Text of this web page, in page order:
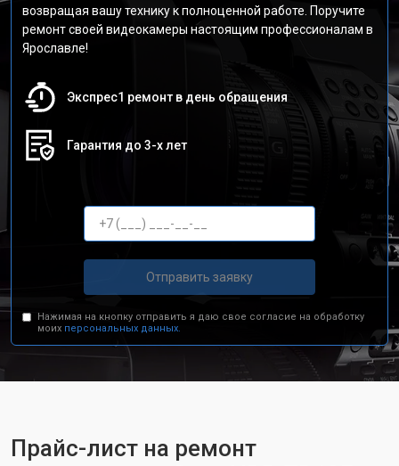
возвращая вашу технику к полноценной работе. Поручите
ремонт своей видеокамеры настоящим профессионалам в
Ярославле!
Экспрес1 ремонт в день обращения
Гарантия до 3-х лет
Отправить заявку
Нажимая на кнопку отправить я даю свое согласие на обработку
моих персональных данных.
Прайс-лист на ремонт